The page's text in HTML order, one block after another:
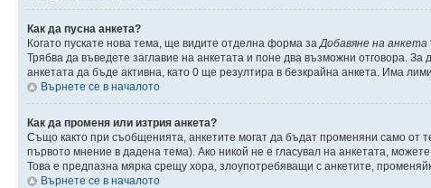
Как да пусна анкета?
Когато пускате нова тема, ще видите отделна форма за Добавяне на анкета
Трябва да въведете заглавие на анкетата и поне два възможни отговора.
анкетата да бъде активна, като 0 ще резултира в безкрайна анкета. Има
Върнете се в началото
Как да променя или изтрия анкета?
Също както при съобщенията, анкетите могат да бъдат променяни само от
първото мнение в дадена тема). Ако никой не е гласувал на анкетата,
Това е предпазна мярка срещу хора, злоупотребяващи с анкетите,
Върнете се в началото